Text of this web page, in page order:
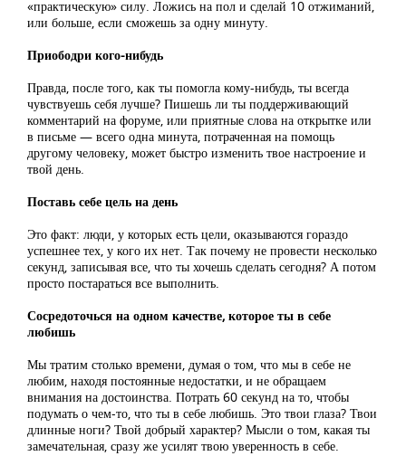
«практическую» силу. Ложись на пол и сделай 10 отжиманий,
или больше, если сможешь за одну минуту.
Приободри кого-нибудь
Правда, после того, как ты помогла кому-нибудь, ты всегда
чувствуешь себя лучше? Пишешь ли ты поддерживающий
комментарий на форуме, или приятные слова на открытке или
в письме — всего одна минута, потраченная на помощь
другому человеку, может быстро изменить твое настроение и
твой день.
Поставь себе цель на день
Это факт: люди, у которых есть цели, оказываются гораздо
успешнее тех, у кого их нет. Так почему не провести несколько
секунд, записывая все, что ты хочешь сделать сегодня? А потом
просто постараться все выполнить.
Сосредоточься на одном качестве, которое ты в себе
любишь
Мы тратим столько времени, думая о том, что мы в себе не
любим, находя постоянные недостатки, и не обращаем
внимания на достоинства. Потрать 60 секунд на то, чтобы
подумать о чем-то, что ты в себе любишь. Это твои глаза? Твои
длинные ноги? Твой добрый характер? Мысли о том, какая ты
замечательная, сразу же усилят твою уверенность в себе.